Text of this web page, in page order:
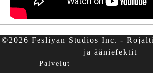
©2026 Fesliyan Studios Inc. -
ja ääniefektit
Palvelut